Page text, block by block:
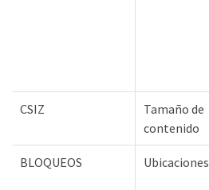
CSIZ
Tamaño de
contenido
BLOQUEOS Ubicaciones